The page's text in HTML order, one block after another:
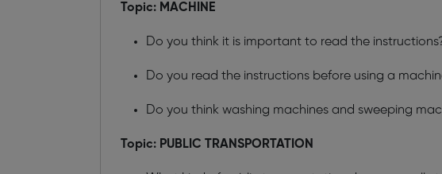
Topic: MACHINE
Do you think it is important to read the
Do you read the instructions before using a
Do you think washing machines and sweeping
Topic: PUBLIC TRANSPORTATION